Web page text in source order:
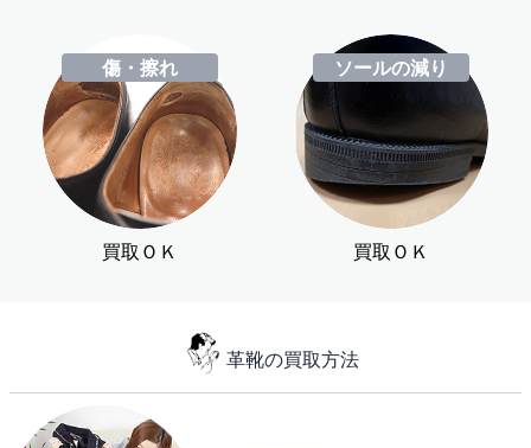
傷・擦れ
買取ＯＫ
ソールの減り
買取ＯＫ
革靴の買取方法